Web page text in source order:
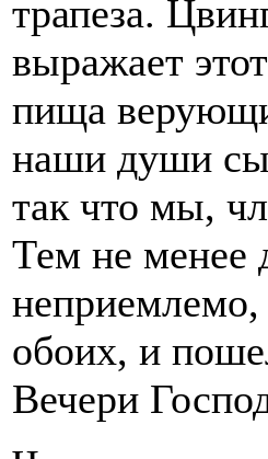
трапеза.
выражает
пища
наши души
так что мы,
Тем не менее
неприемлемо,
обоих, и
Вечери